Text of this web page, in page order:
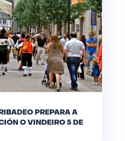
PREPARA A
O VINDEIRO 5 DE